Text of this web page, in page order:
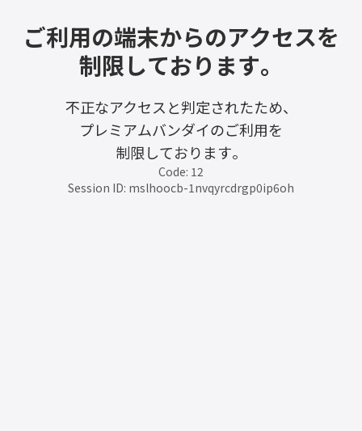
ご利用の端末からのアクセスを
制限しております。
不正なアクセスと判定されたため、
プレミアムバンダイのご利用を
制限しております。
Code: 12
Session ID: mslhoocb-1nvqyrcdrgp0ip6oh